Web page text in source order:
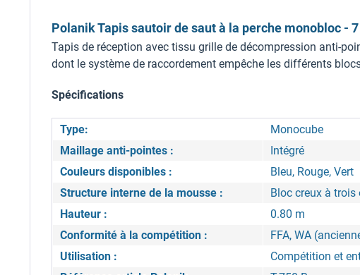
Polanik Tapis sautoir de saut à la perche monobloc - 7
Tapis de réception avec tissu grille de décompression anti-
dont le système de raccordement empêche les différents
Spécifications
Type:
Monocube
Maillage anti-pointes :
Intégré
Couleurs disponibles :
Bleu, Rouge, Vert
Structure interne de la mousse :
Bloc creux à trois
Hauteur :
0.80 m
Conformité à la compétition :
FFA, WA
Utilisation :
Compétition et